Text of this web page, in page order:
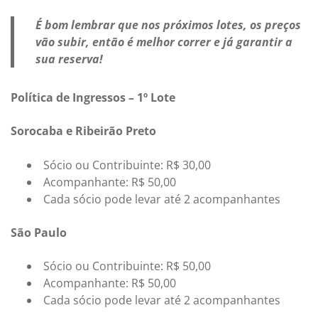
É bom lembrar que nos próximos lotes, os preços
vão subir, então é melhor correr e já garantir a
sua reserva!
Política de Ingressos – 1º Lote
Sorocaba e Ribeirão Preto
Sócio ou Contribuinte: R$ 30,00
Acompanhante: R$ 50,00
Cada sócio pode levar até 2 acompanhantes
São Paulo
Sócio ou Contribuinte: R$ 50,00
Acompanhante: R$ 50,00
Cada sócio pode levar até 2 acompanhantes